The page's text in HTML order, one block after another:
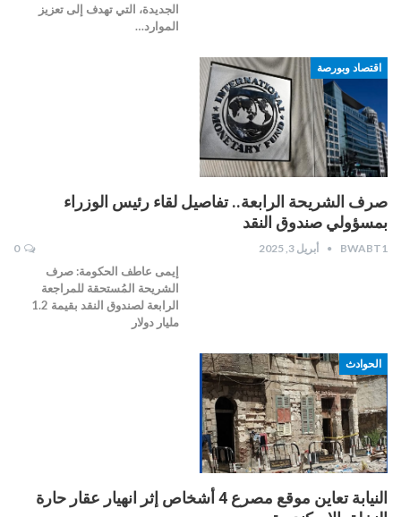
الجديدة، التي تهدف إلى تعزيز
الموارد…
اقتصاد وبورصة
صرف الشريحة الرابعة.. تفاصيل لقاء رئيس الوزراء
بمسؤولي صندوق النقد
BWABT1 أبريل 3, 2025 0
إيمى عاطف الحكومة: صرف
الشريحة المُستحقة للمراجعة
الرابعة لصندوق النقد بقيمة 1.2
مليار دولار
الحوادث
النيابة تعاين موقع مصرع 4 أشخاص إثر انهيار عقار حارة